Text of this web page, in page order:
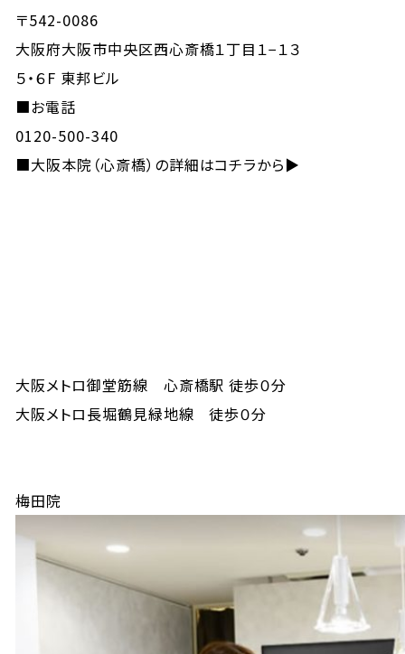
〒542-0086
大阪府大阪市中央区西心斎橋１丁目１−１３
５・６F 東邦ビル
■お電話
0120-500-340
■大阪本院（心斎橋）の詳細はコチラから▶
大阪メトロ御堂筋線 心斎橋駅 徒歩０分
大阪メトロ長堀鶴見緑地線 徒歩０分
梅田院